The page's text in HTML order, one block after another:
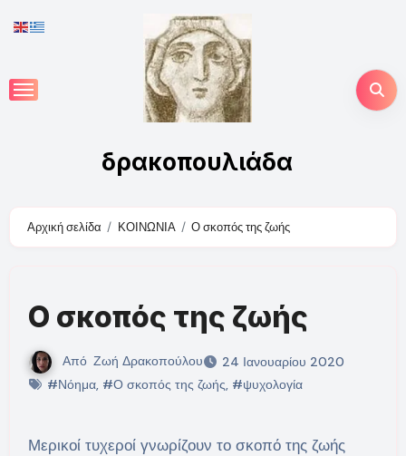
to
δρακοπουλιάδα
Αρχική σελίδα ΚΟΙΝΩΝΙΑ Ο σκοπός της ζωής
Ο σκοπός της ζωής
Από Ζωή Δρακοπούλου
24 Ιανουαρίου 2020
#Νόημα, #Ο σκοπός της ζωής, #ψυχολογία
Μερικοί τυχεροί γνωρίζουν το σκοπό της ζωής